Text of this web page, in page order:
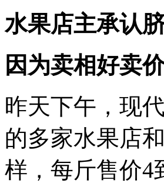
水果店主承认
因为卖相好卖
昨天下午，现
的多家水果店
样，每斤售价4